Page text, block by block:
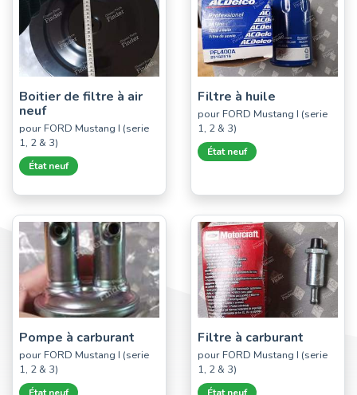
Boitier de filtre à air
neuf
pour FORD Mustang I (serie
1, 2 & 3)
État neuf
Filtre à huile
pour FORD Mustang I (serie
1, 2 & 3)
État neuf
Pompe à carburant
pour FORD Mustang I (serie
1, 2 & 3)
Filtre à carburant
pour FORD Mustang I (serie
1, 2 & 3)